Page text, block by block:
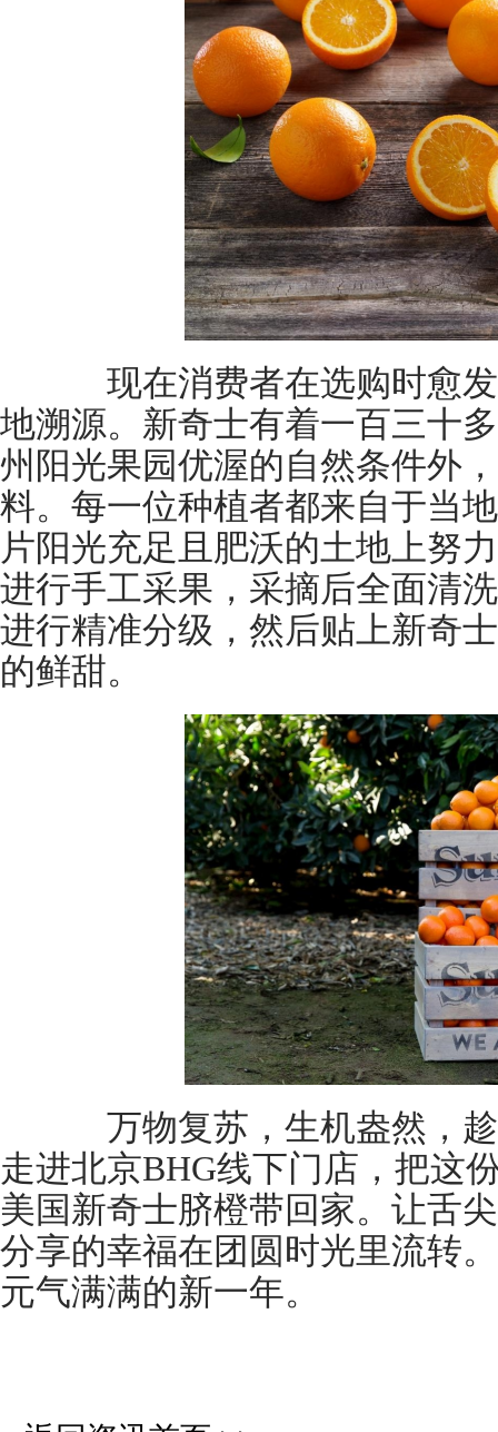
现在消费者在选购时愈发
地溯源。新奇士有着一百三十
州阳光果园优渥的自然条件外
料。每一位种植者都来自于当
片阳光充足且肥沃的土地上努
进行手工采果，采摘后全面清
进行精准分级，然后贴上新奇
的鲜甜。
万物复苏，生机盎然，趁
走进北京BHG线下门店，把这
美国新奇士脐橙带回家。让舌
分享的幸福在团圆时光里流转
元气满满的新一年。